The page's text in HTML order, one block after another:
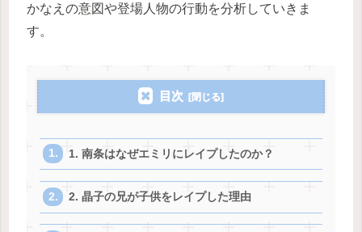
かなえの意図や登場人物の行動を分析していきま
す。
目次
1. 南条はなぜエミリにレイプしたのか？
2. 晶子の兄が子供をレイプした理由